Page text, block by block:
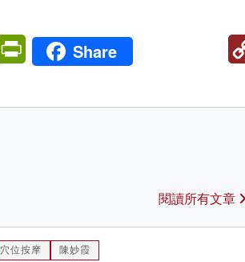
PrintFriendly
Share
閱讀所有文章
穴位按摩 陳妙霞